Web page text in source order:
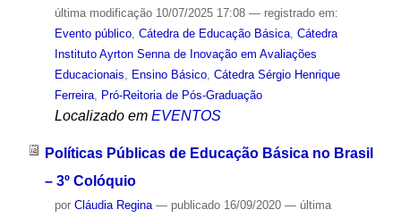
última modificação10/07/2025 17:08 — registrado em:
Evento público, Cátedra de Educação Básica, Cátedra
Instituto Ayrton Senna de Inovação em Avaliações
Educacionais
Ensino Básico, Cátedra Sérgio Henrique
Ferreira, Pró-Reitoria de Pós-Graduação
Localizado em EVENTOS
Políticas Públicas de Educação Básica no Brasil
– 3º Colóquio
por Cláudia Regina — publicado16/09/2020 — última